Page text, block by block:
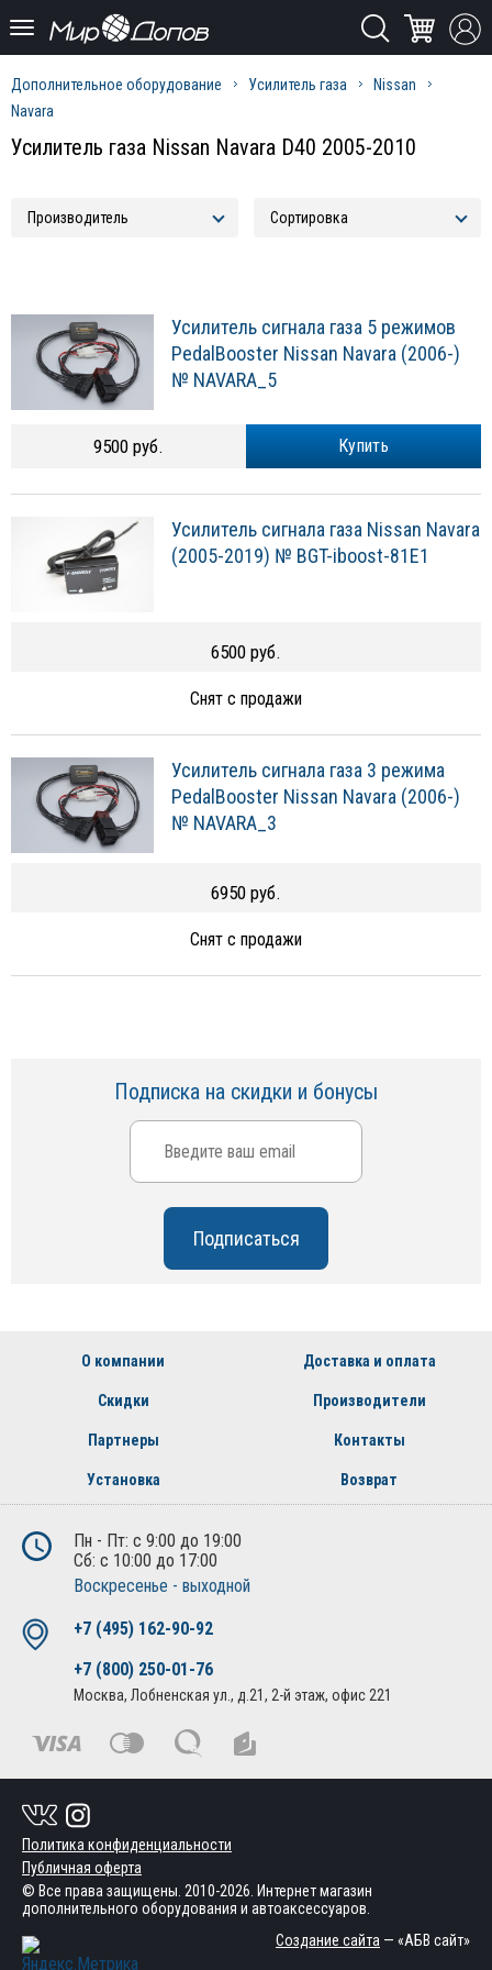
Дополнительное оборудование Усилитель газа
Nissan
Navara
Усилитель газа Nissan Navara D40 2005-2010
Усилитель сигнала газа 5 режимов
PedalBooster Nissan Navara (2006-)
№ NAVARA_5
Купить
9500 руб.
Усилитель сигнала газа Nissan Navara
(2005-2019) № BGT-iboost-81E1
6500 руб.
Снят с продажи
Усилитель сигнала газа 3 режима
PedalBooster Nissan Navara (2006-)
№ NAVARA_3
6950 руб.
Снят с продажи
Подписка на скидки и бонусы
О компании Доставка и оплата
Скидки Производители
Партнеры Контакты
Установка Возврат
Пн - Пт: с 9:00 до 19:00
Сб: с 10:00 до 17:00
Воскресенье - выходной
+7 (495) 162-90-92
+7 (800) 250-01-76
Москва, Лобненская ул., д.21, 2-й этаж, офис 221
Политика конфиденциальности
Публичная оферта
© Все права защищены. 2010-2026. Интернет магазин
дополнительного оборудования и автоаксессуаров.
Создание сайта — «АБВ сайт»